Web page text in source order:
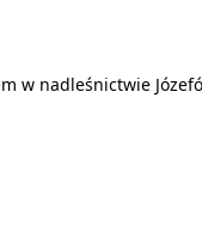
w nadleśnictwie